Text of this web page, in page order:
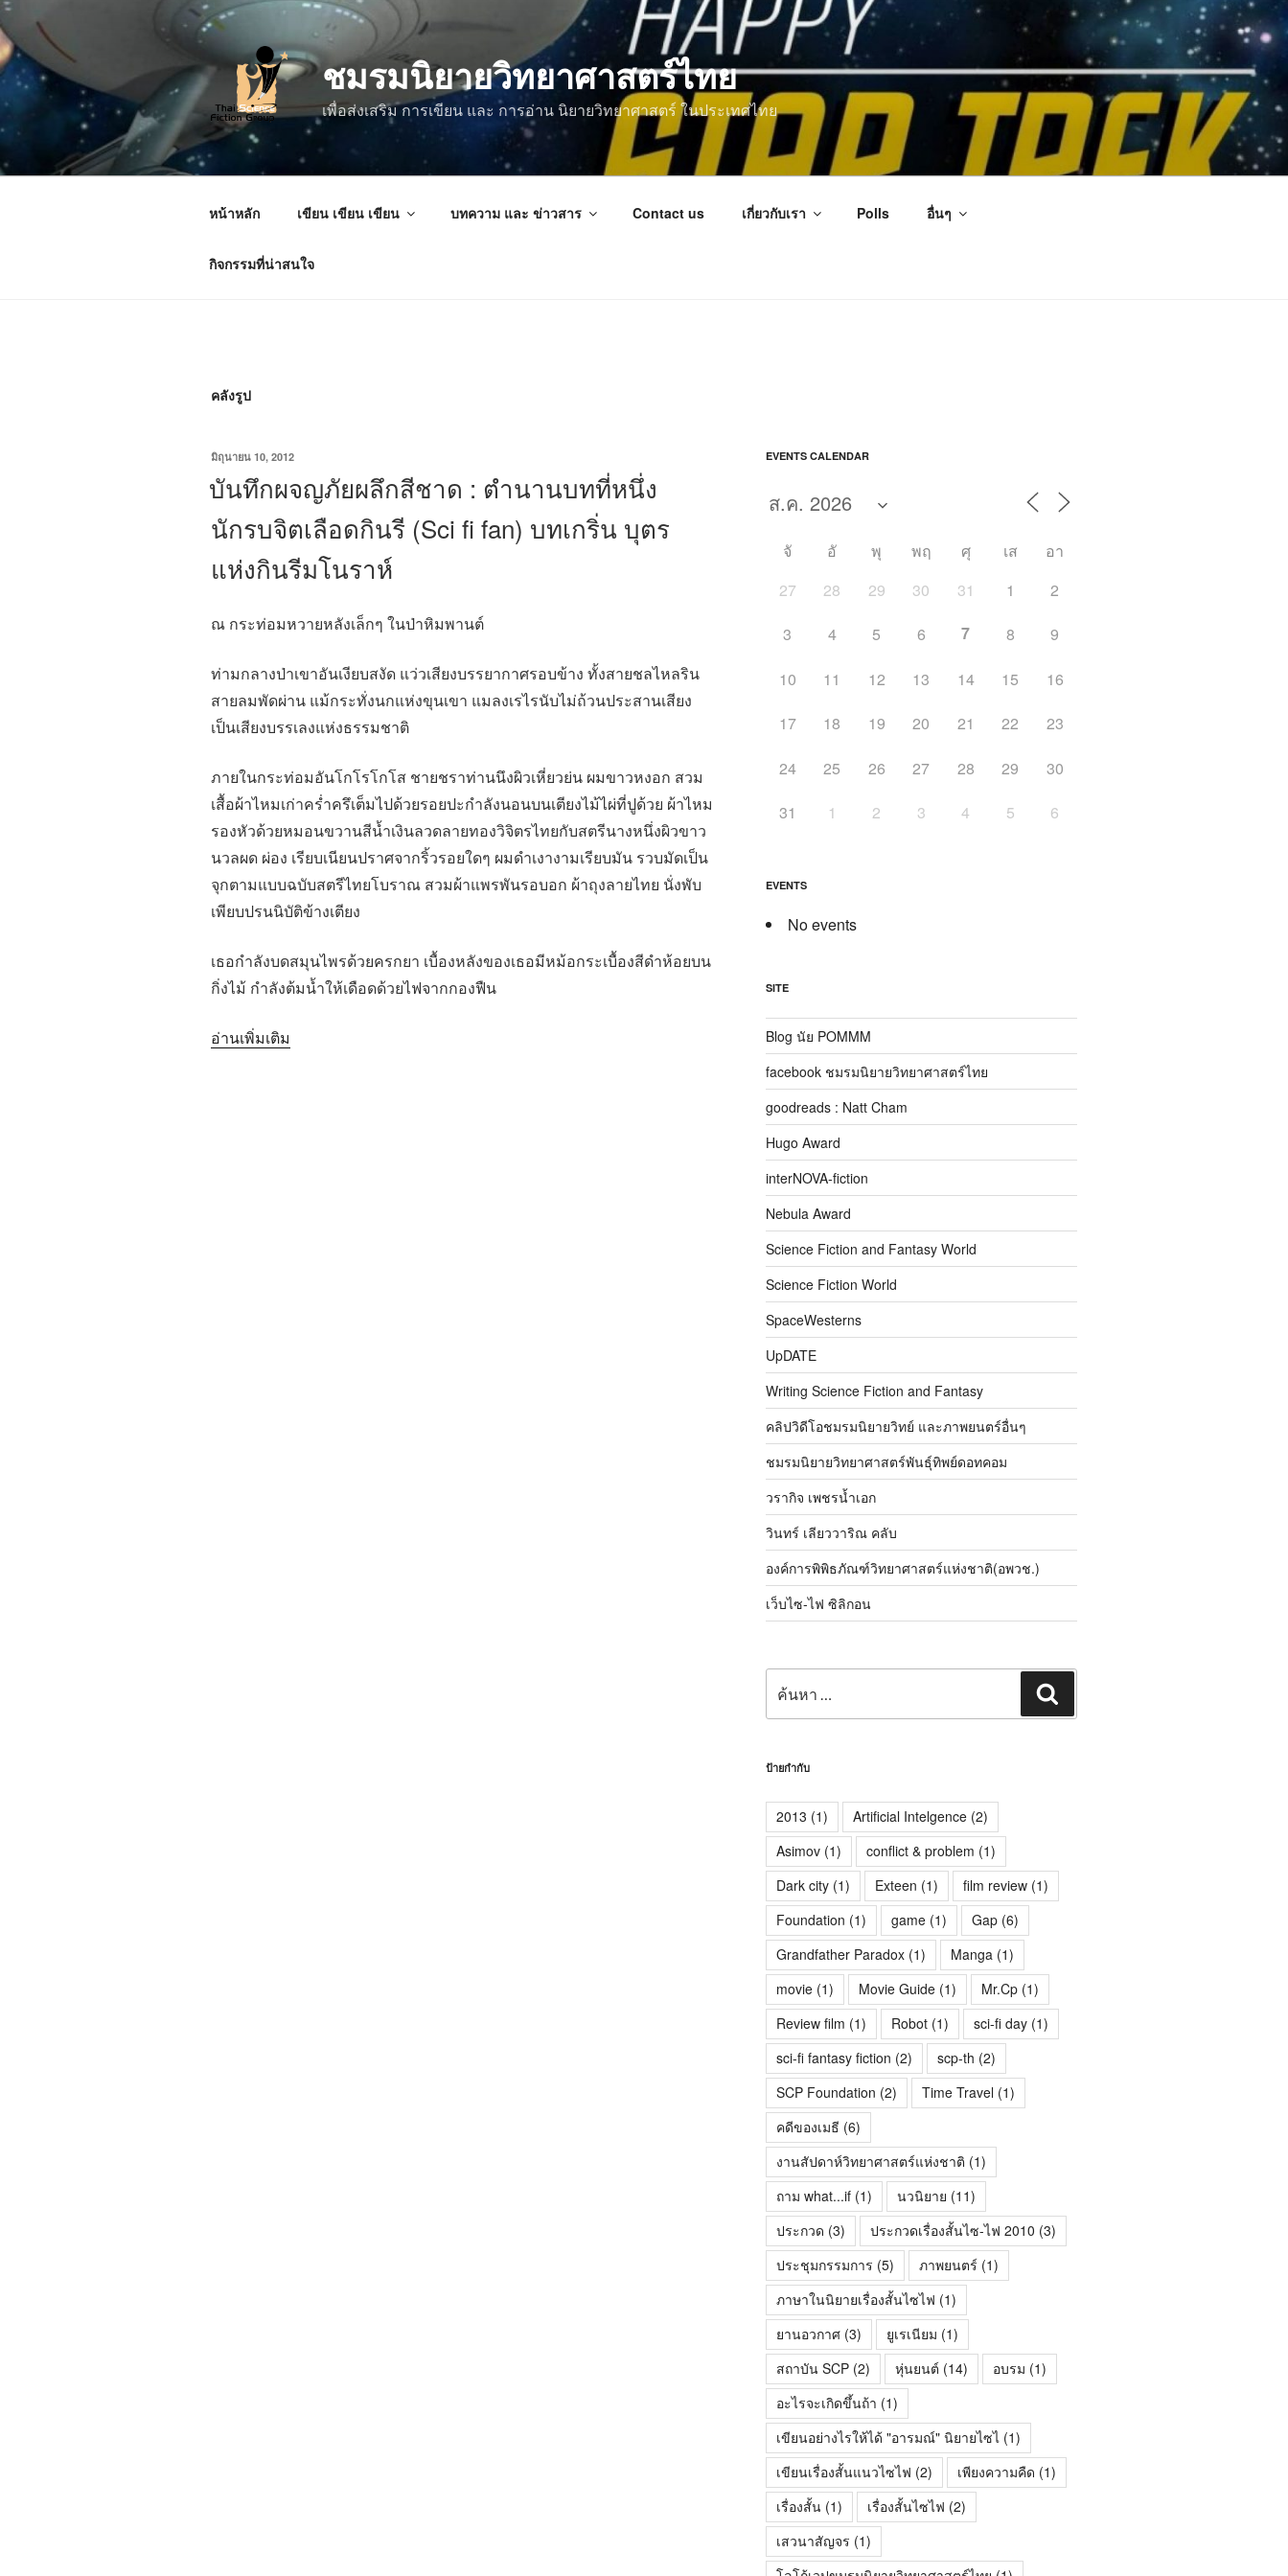
ข้าม
ไป
ยัง
บทความ
ชมรมนิยายวิทยาศาสตร์ไทย
เพื่อส่งเสริม การเขียน และ การอ่าน นิยายวิทยาศาสตร์ ในประเทศไทย
หน้าหลัก เขียน เขียน เขียน บทความ และ ข่าวสาร Contact us เกี่ยวกับเรา Polls อื่นๆ
กิจกรรมที่น่าสนใจ
คลังรูป
เขียน
ที่
มิถุนายน 10, 2012
บันทึกผจญภัยผลึกสีชาด : ตำนานบทที่หนึ่ง
นักรบจิตเลือดกินรี (Sci fi fan) บทเกริ่น บุตร
แห่งกินรีมโนราห์
ณ กระท่อมหวายหลังเล็กๆ ในป่าหิมพานต์
ท่ามกลางป่าเขาอันเงียบสงัด แว่วเสียงบรรยากาศรอบข้าง ทั้งสายชลไหลริน
สายลมพัดผ่าน แม้กระทั่งนกแห่งขุนเขา แมลงเรไรนับไม่ถ้วนประสานเสียง
เป็นเสียงบรรเลงแห่งธรรมชาติ
ภายในกระท่อมอันโกโรโกโส ชายชราท่านนึงผิวเหี่ยวย่น ผมขาวหงอก สวม
เสื้อผ้าไหมเก่าคร่ำครึเต็มไปด้วยรอยปะกำลังนอนบนเตียงไม้ไผ่ที่ปูด้วย ผ้าไหม
รองหัวด้วยหมอนขวานสีน้ำเงินลวดลายทองวิจิตรไทยกับสตรีนางหนึ่งผิวขาว
นวลผด ผ่อง เรียบเนียนปราศจากริ้วรอยใดๆ ผมดำเงางามเรียบมัน รวบมัดเป็น
จุกตามแบบฉบับสตรีไทยโบราณ สวมผ้าแพรพันรอบอก ผ้าถุงลายไทย นั่งพับ
เพียบปรนนิบัติข้างเตียง
เธอกำลังบดสมุนไพรด้วยครกยา เบื้องหลังของเธอมีหม้อกระเบื้องสีดำห้อยบน
กิ่งไม้ กำลังต้มน้ำให้เดือดด้วยไฟจากกองฟืน
อ่านเพิ่มเติม
EVENTS CALENDAR
จั อั พุ พฤ ศุ เส
อา
27
28 29 30 31 1 2
3 4 5 6 7 8 9
10 11 12 13 14 15 16
17 18 19 20 21 22 23
24 25 26 27 28 29 30
31 1 2 3 4 5 6
EVENTS
No events
SITE
Blog นัย POMMM
facebook ชมรมนิยายวิทยาศาสตร์ไทย
goodreads : Natt Cham
Hugo Award
interNOVA-fiction
Nebula Award
Science Fiction and Fantasy World
Science Fiction World
SpaceWesterns
UpDATE
Writing Science Fiction and Fantasy
คลิปวิดีโอชมรมนิยายวิทย์ และภาพยนตร์อื่นๆ
ชมรมนิยายวิทยาศาสตร์พันธุ์ทิพย์ดอทคอม
วรากิจ เพชรน้ำเอก
วินทร์ เลียววาริณ คลับ
องค์การพิพิธภัณฑ์วิทยาศาสตร์แห่งชาติ(อพวช.)
เว็บไซ-ไฟ ซิลิกอน
ป้ายกำกับ
2013 (1) Artificial Intelgence(2)
Asimov(1) conflict & problem (1)
Dark city(1) Exteen (1) film review(1)
Foundation (1) game(1) Gap(6)
Grandfather Paradox(1) Manga (1)
movie(1) Movie Guide(1) Mr.Cp(1)
Review film (1) Robot(1) sci-fi day(1)
sci-fi fantasy fiction (2) scp-th (2)
SCP Foundation (2) Time Travel(1)
คดีของเมธี (6)
งานสัปดาห์วิทยาศาสตร์แห่งชาติ (1)
ถาม what...if(1) นวนิยาย (11)
ประกวด (3) ประกวดเรื่องสั้นไซ-ไฟ 2010 (3)
ประชุมกรรมการ (5) ภาพยนตร์ (1)
ภาษาในนิยายเรื่องสั้นไซไฟ (1)
ยานอวกาศ(3) ยูเรเนียม (1)
สถาบัน SCP(2) หุ่นยนต์ (14) อบรม (1)
อะไรจะเกิดขึ้นถ้า (1)
เขียนอย่างไรให้ได้ "อารมณ์" นิยายไซไ(1)
เขียนเรื่องสั้นแนวไซไฟ (2) เพียงความคืด (1)
เรื่องสั้น(1) เรื่องสั้นไซไฟ (2)
เสวนาสัญจร (1)